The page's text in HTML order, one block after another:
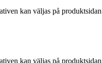
kan väljas på produktsidan
kan väljas på produktsidan